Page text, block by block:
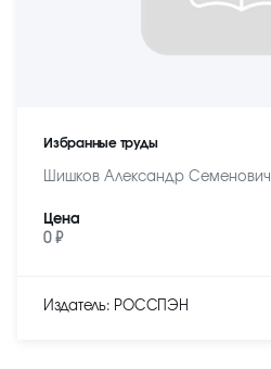
Избранные труды
Шишков Александр Семенович
Цена
0 ₽
Издатель: РОССПЭН